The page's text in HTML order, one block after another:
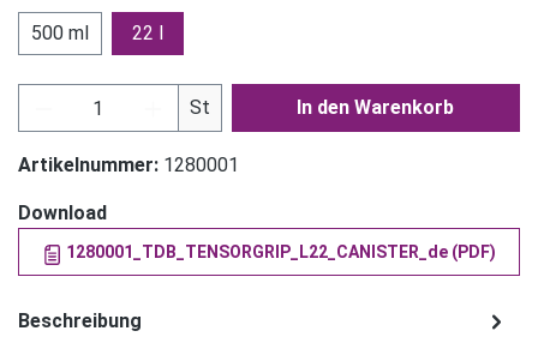
500 ml
22 l
Produkt Anzahl: Gib den gewünschten Wert
St In den Warenkorb
Artikelnummer: 1280001
Download
1280001_TDB_TENSORGRIP_L22_CANISTER_de (PDF)
Beschreibung